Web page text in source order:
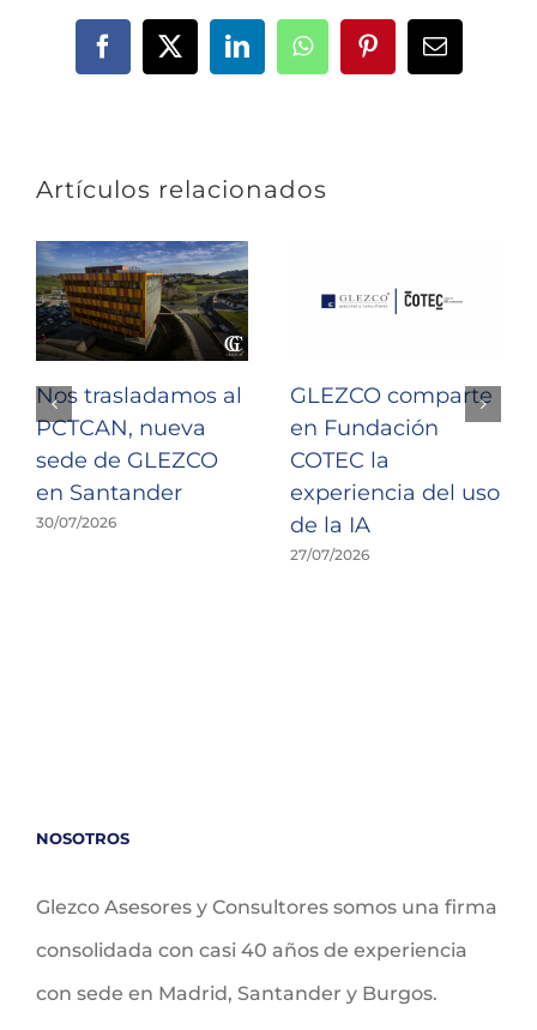
Facebook
X LinkedInWhatsAppPinterestCorreo
Artículos relacionados
Nos trasladamos al
PCTCAN, nueva
sede de GLEZCO
en Santander
30/07/2026
GLEZCO comparte
en Fundación
COTEC la
experiencia del uso
de la IA
27/07/2026
NOSOTROS
Glezco Asesores y Consultores somos una firma
consolidada con casi 40 años de experiencia
con sede en Madrid, Santander y Burgos.